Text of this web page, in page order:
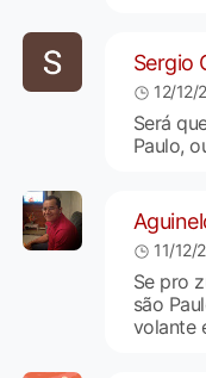
Sergio
12/12/
Será
Paulo,
11/12/
Se pro
são
volante